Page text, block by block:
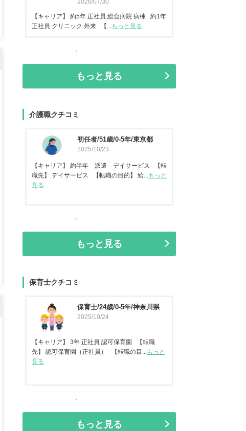
2026/07/30
【キャリア】 約5年 正社員 総合病院 病棟 約1年
正社員 クリニック 外来 【...
もっと見る
もっと見る
介護職クチコミ
初任者/51歳/0-5年/東京都
2025/10/23
【キャリア】 約半年 派遣 デイサービス 【転
職先】 デイサービス 【転職の目的】 給...もっと
見る
もっと見る
保育士クチコミ
保育士/24歳/0-5年/神奈川県
2025/10/24
【キャリア】 3年 正社員 認可保育園 【転職
先】 認可保育園（正社員） 【転職の目...もっと
見る
もっと見る